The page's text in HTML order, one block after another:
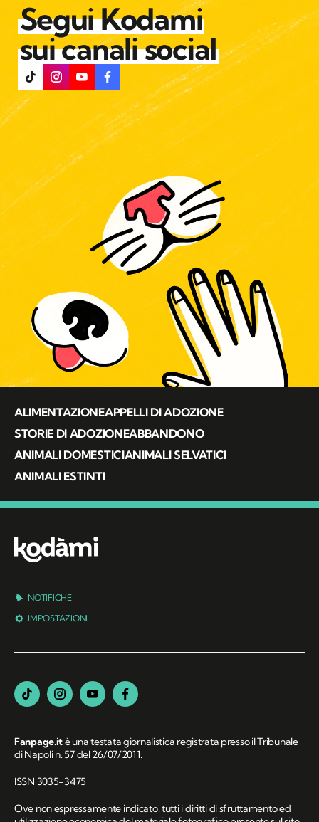
Segui Kodami
sui canali social
ALIMENTAZIONEAPPELLI DI ADOZIONE
STORIE DI ADOZIONEABBANDONO
ANIMALI DOMESTICIANIMALI SELVATICI
ANIMALI ESTINTI
NOTIFICHE
IMPOSTAZIONI
Fanpage.itè una testata giornalistica registrata presso il Tribunale
di Napoli n. 57 del 26/07/2011.
ISSN 3035-3475
Ove non espressamente indicato, tutti i diritti di sfruttamento ed